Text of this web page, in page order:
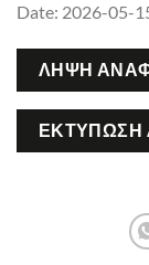
Date: 2026-05-
ΛΉΨΗ
ΕΚΤΎΠΩΣΗ